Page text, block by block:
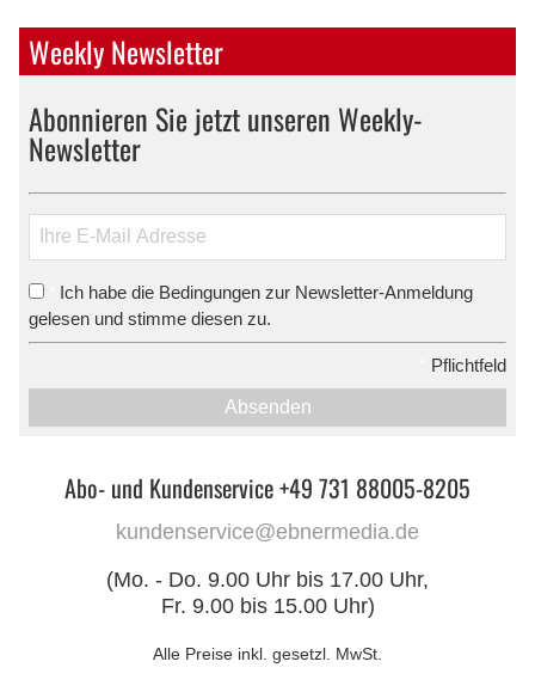
Weekly Newsletter
Abonnieren Sie jetzt unseren Weekly-
Newsletter
Ich habe die Bedingungen zur Newsletter-Anmeldung
gelesen und stimme diesen zu.
Pflichtfeld
Absenden
Abo- und Kundenservice +49 731 88005-8205
kundenservice@ebnermedia.de
(Mo. - Do. 9.00 Uhr bis 17.00 Uhr,
Fr. 9.00 bis 15.00 Uhr)
Alle Preise inkl. gesetzl. MwSt.